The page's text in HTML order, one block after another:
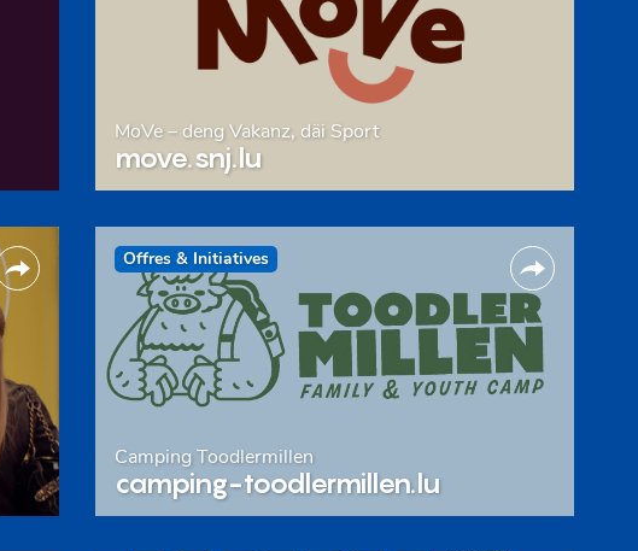
MoVe – deng Vakanz, däi Sport
move.snj.lu
Offres & Initiatives
Camping Toodlermillen
camping-toodlermillen.lu